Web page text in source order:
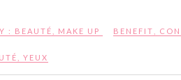
: BEAUTÉ MAKE UP BENEFIT
YEUX